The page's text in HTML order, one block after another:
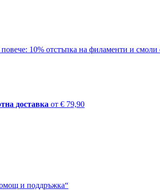
повече: 10% отстъпка на филаменти и смоли
доставка от € 79,90
и поддръжка“